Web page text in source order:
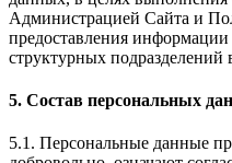
Администрацией Сайта и
предоставления информации
структурных подразделений
5. Состав персональных
5.1. Персональные данные